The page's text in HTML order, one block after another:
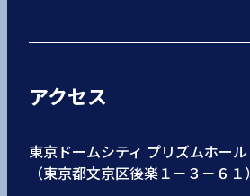
アクセス
東京ドームシティ プリズムホール
（東京都文京区後楽１－３－６１）